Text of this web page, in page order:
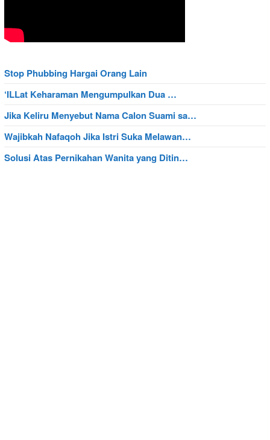
Stop Phubbing Hargai Orang Lain
‘ILLat Keharaman Mengumpulkan Dua …
Jika Keliru Menyebut Nama Calon Suami sa…
Wajibkah Nafaqoh Jika Istri Suka Melawan…
Solusi Atas Pernikahan Wanita yang Ditin…